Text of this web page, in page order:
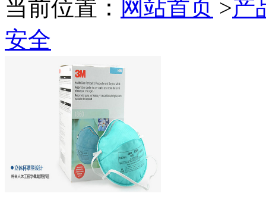
当前位置： 网站首页 >产
安全